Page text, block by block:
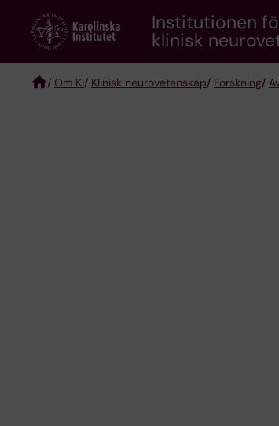
content
Institutionen
klinisk
/ Om KI/ Klinisk neurovetenskap/ Forskning/